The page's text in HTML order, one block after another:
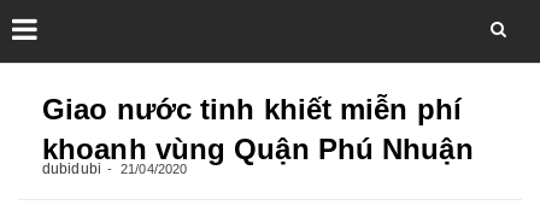
Giao nước tinh khiết miễn phí
khoanh vùng Quận Phú Nhuận
dubidubi 21/04/2020